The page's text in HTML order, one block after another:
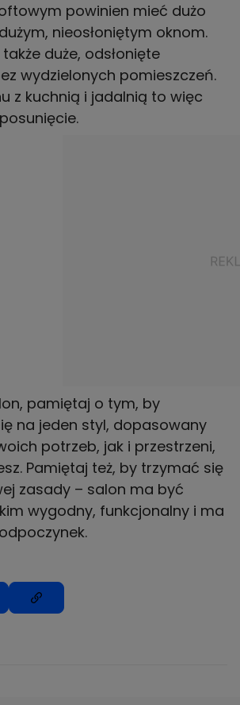
powinien mieć dużo
nieosłoniętym oknom.
duże, odsłonięte
wydzielonych pomieszczeń.
z kuchnią i jadalnią to więc
pamiętaj o tym, by
na jeden styl, dopasowany
potrzeb, jak i przestrzeni,
Pamiętaj też, by trzymać się
zasady – salon ma być
wygodny, funkcjonalny i ma